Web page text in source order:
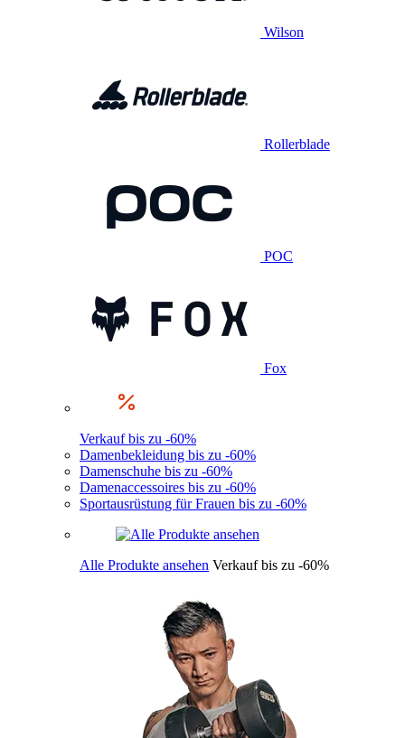
Wilson
Rollerblade
POC
Fox
Verkauf bis zu -60%
Damenbekleidung bis zu -60%
Damenschuhe bis zu -60%
Damenaccessoires bis zu -60%
Sportausrüstung für Frauen bis zu -60%
Alle Produkte ansehen Verkauf bis zu -60%